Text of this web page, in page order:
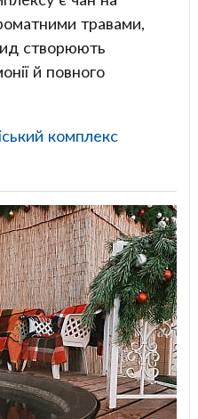
травами,
створюють
й повного
комплекс